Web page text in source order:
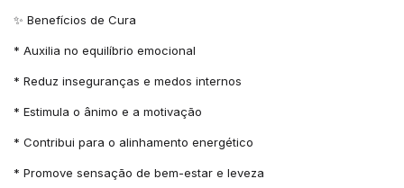
✨ Benefícios de Cura
* Auxilia no equilíbrio emocional
* Reduz inseguranças e medos internos
* Estimula o ânimo e a motivação
* Contribui para o alinhamento energético
* Promove sensação de bem-estar e leveza